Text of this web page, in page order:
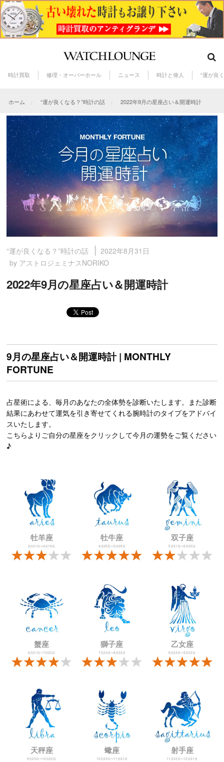
時計買取 修理・オーバーホール ニュース 時計と偉人 “運が良
ホーム “運が良くなる？”時計の話 2022年9月の星座占い＆開運時計
“運が良くなる？”時計の話
2022年8月31日
by アストロジェミナスNORIKO
2022年9月の星座占い＆開運時計
9月の星座占い＆開運時計 | MONTHLY
FORTUNE
占星術による、毎月のあなたの全体勢を診断いたします。また診断
結果にあわせて運気を引き寄せてくれる腕時計のタイプをアドバイ
スいたします。
こちらよりご自分の星座をクリックして今月の運勢をご覧ください
♪
牡羊座
3月21日〜4月19日
牡牛座
4月20日〜5月20日
双子座
5月21日〜6月20日
蟹座
6月21日〜7月22日
獅子座
7月23日〜8月22日
乙女座
8月23日〜9月22日
天秤座
9月23日〜10月22日
蠍座
10月23日〜11月21日
射手座
11月22日〜12月21日